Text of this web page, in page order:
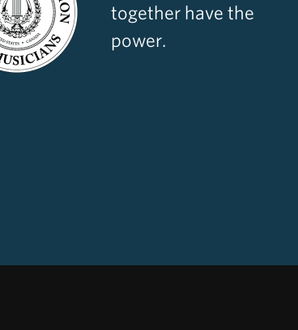
together have the
power.